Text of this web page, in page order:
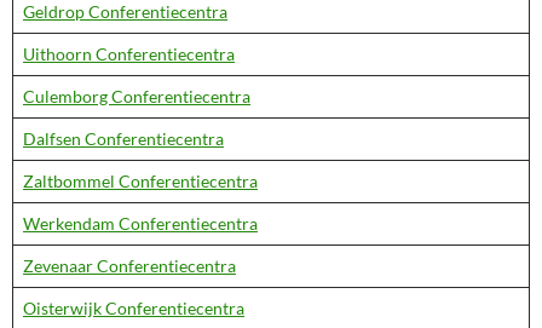
Geldrop Conferentiecentra
Uithoorn Conferentiecentra
Culemborg Conferentiecentra
Dalfsen Conferentiecentra
Zaltbommel Conferentiecentra
Werkendam Conferentiecentra
Zevenaar Conferentiecentra
Oisterwijk Conferentiecentra